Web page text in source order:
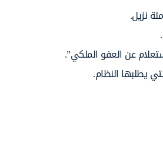
نزيل.
عن العفو الملكي”.
يطلبها النظام.